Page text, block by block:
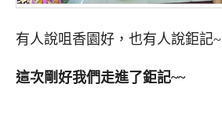
有人說咀香園好，也有人說鉅記~
這次剛好我們走進了鉅記~~